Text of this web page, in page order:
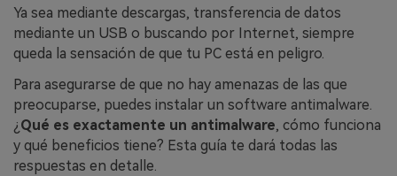
Ya sea mediante descargas, transferencia de datos
mediante un USB o buscando por Internet, siempre
queda la sensación de que tu PC está en peligro.
Para asegurarse de que no hay amenazas de las que
preocuparse, puedes instalar un software antimalware.
¿ Qué es exactamente un antimalware, cómo funciona
y qué beneficios tiene? Esta guía te dará todas las
respuestas en detalle.